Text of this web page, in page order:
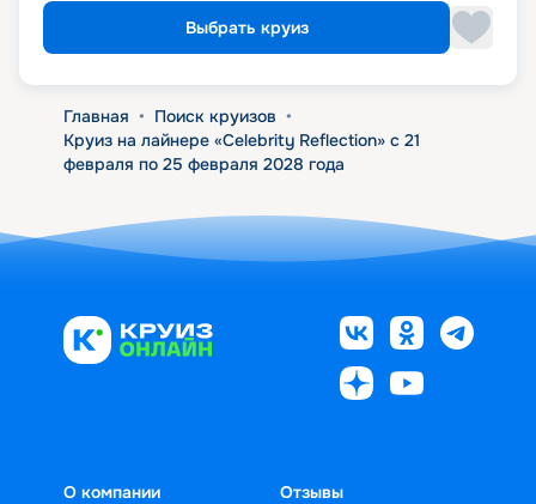
Выбрать круиз
Главная • Поиск круизов •
Круиз на лайнере «Celebrity Reflection» с 21
февраля по 25 февраля 2028 года
О компании
Отзывы